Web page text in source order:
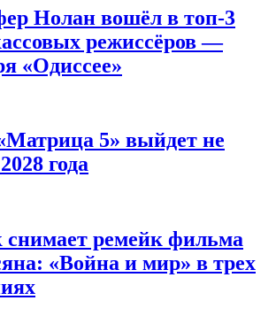
Нолан вошёл в топ-3
режиссёров —
«Одиссее»
5» выйдет не
года
снимает ремейк фильма
«Война и мир» в трех